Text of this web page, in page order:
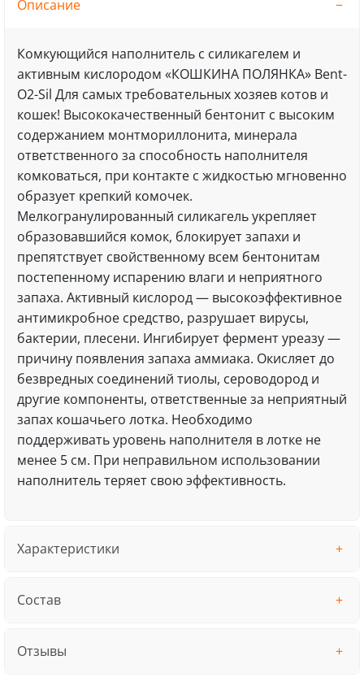
Описание
Комкующийся наполнитель с силикагелем и
активным кислородом «КОШКИНА ПОЛЯНКА» Bent-
O2-Sil Для самых требовательных хозяев котов и
кошек! Высококачественный бентонит с высоким
содержанием монтмориллонита, минерала
ответственного за способность наполнителя
комковаться, при контакте с жидкостью мгновенно
образует крепкий комочек.
Мелкогранулированный силикагель укрепляет
образовавшийся комок, блокирует запахи и
препятствует свойственному всем бентонитам
постепенному испарению влаги и неприятного
запаха. Активный кислород — высокоэффективное
антимикробное средство, разрушает вирусы,
бактерии, плесени. Ингибирует фермент уреазу —
причину появления запаха аммиака. Окисляет до
безвредных соединений тиолы, сероводород и
другие компоненты, ответственные за неприятный
запах кошачьего лотка. Необходимо
поддерживать уровень наполнителя в лотке не
менее 5 см. При неправильном использовании
наполнитель теряет свою эффективность.
Характеристики
Состав
Отзывы